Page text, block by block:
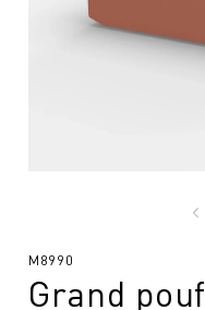
modal
SKU
:
M8990
Grand pouf